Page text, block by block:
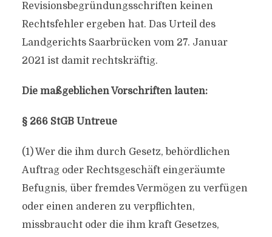
Revisionsbegründungsschriften keinen
Rechtsfehler ergeben hat. Das Urteil des
Landgerichts Saarbrücken vom 27. Januar
2021 ist damit rechtskräftig.
Die maßgeblichen Vorschriften lauten:
§ 266 StGB Untreue
(1) Wer die ihm durch Gesetz, behördlichen
Auftrag oder Rechtsgeschäft eingeräumte
Befugnis, über fremdes Vermögen zu verfügen
oder einen anderen zu verpflichten,
missbraucht oder die ihm kraft Gesetzes,